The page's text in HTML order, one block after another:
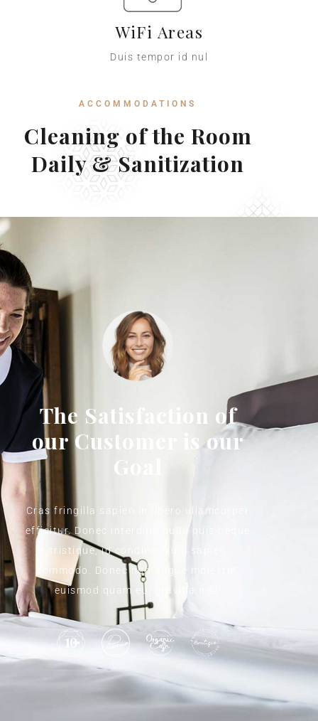
WiFi Areas
Duis tempor id nul
ACCOMMODATIONS
Cleaning of the Room
Daily & Sanitization
The Satisfaction of
our Customer is our
Goal
Cras fringilla sapien in libero ullamcorper
efficitur. Donec interdum nulla quis neque
tristique, id condimentum sapien
commodo. Donec non augue molestie,
euismod quam eu, gravida nisl.